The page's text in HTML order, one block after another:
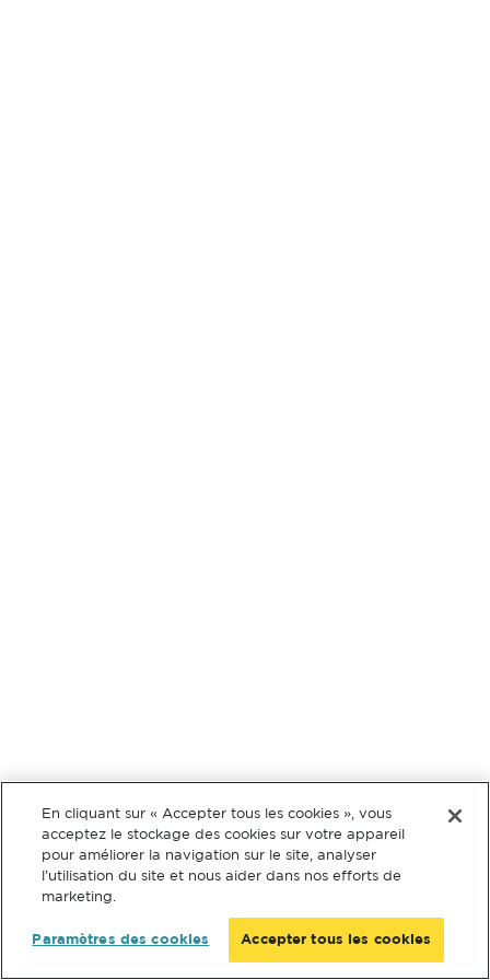
En cliquant sur « Accepter tous les cookies », vous
acceptez le stockage des cookies sur votre appareil
pour améliorer la navigation sur le site, analyser
l’utilisation du site et nous aider dans nos efforts de
marketing.
Paramètres des cookies Accepter tous les cookies